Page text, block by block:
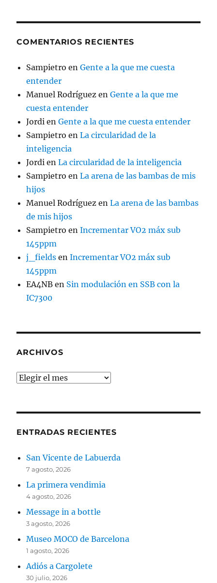
COMENTARIOS RECIENTES
Sampietro enGente a la que me cuesta
entender
Manuel Rodríguez enGente a la que me
cuesta entender
Jordi enGente a la que me cuesta entender
Sampietro enLa circularidad de la
inteligencia
Jordi enLa circularidad de la inteligencia
Sampietro enLa arena de las bambas de mis
hijos
Manuel Rodríguez enLa arena de las bambas
de mis hijos
Sampietro enIncrementar VO2 máx sub
145ppm
j_fields enIncrementar VO2 máx sub
145ppm
EA4NB en Sin modulación en SSB con la
IC7300
ARCHIVOS
Archivos
ENTRADAS RECIENTES
San Vicente de Labuerda
7 agosto, 2026
La primera vendimia
4 agosto, 2026
Message in a bottle
3 agosto, 2026
Museo MOCO de Barcelona
1 agosto, 2026
Adiós a Cargolete
30 julio, 2026